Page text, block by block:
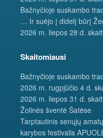
Bažnyčioje suskambo
… Ir suėjo į didelį būrį
2026 m. liepos 28 d.
Skaitomiausi
Bažnyčioje suskambo
2026 m. rugpjūčio 4 d.
2026 m. liepos 31 d.
Žolinės šventė Šatėse
Tarptautinis senųjų
karybos festivalis